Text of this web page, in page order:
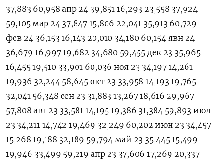
37,883 60,958 апр 24 39,851 16,293 23,558 37,924
59,105 мар 24 37,847 15,806 22,041 35,913 60,729
фев 24 36,153 16,143 20,010 34,180 60,154 явн 24
36,679 16,997 19,682 34,680 59,455 дек 23 35,965
16,455 19,510 33,901 60,036 ноя 23 34,197 14,261
19,936 32,244 58,645 окт 23 33,958 14,193 19,765
32,041 56,348 сен 23 31,883 13,267 18,616 29,967
57,808 авг 23 33,581 14,195 19,386 31,384 59,893 июл
23 34,211 14,742 19,469 32,249 60,202 июн 23 34,457
15,268 19,188 32,189 59,794 май 23 35,445 15,499
19,946 33,499 59,219 апр 23 37,606 17,269 20,337